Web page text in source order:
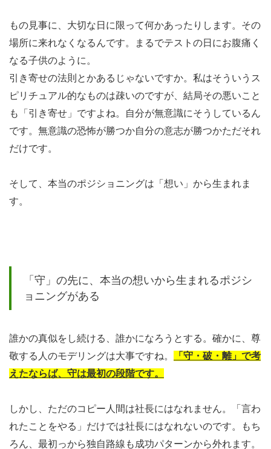
もの見事に、大切な日に限って何かあったりします。その
場所に来れなくなるんです。まるでテストの日にお腹痛く
なる子供のように。
引き寄せの法則とかあるじゃないですか。私はそういうス
ピリチュアル的なものは疎いのですが、結局その悪いこと
も「引き寄せ」ですよね。自分が無意識にそうしているん
です。無意識の恐怖が勝つか自分の意志が勝つかただそれ
だけです。
そして、本当のポジショニングは「想い」から生まれま
す。
「守」の先に、本当の想いから生まれるポジシ
ョニングがある
誰かの真似をし続ける、誰かになろうとする。確かに、尊
敬する人のモデリングは大事ですね。
「守・破・離」で考
えたならば、守は最初の段階です。
しかし、ただのコピー人間は社長にはなれません。「言わ
れたことをやる」だけでは社長にはなれないのです。もち
ろん、最初っから独自路線も成功パターンから外れます。